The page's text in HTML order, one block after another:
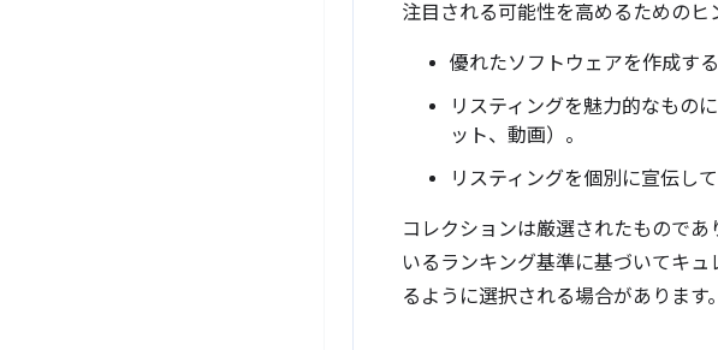
注目される可能性を高めるためのヒ
優れたソフトウェアを作成する
リスティングを魅力的なもの
ット、動画）。
リスティングを個別に宣伝し
コレクションは厳選されたもので
いるランキング基準に基づいてキ
るように選択される場合があります